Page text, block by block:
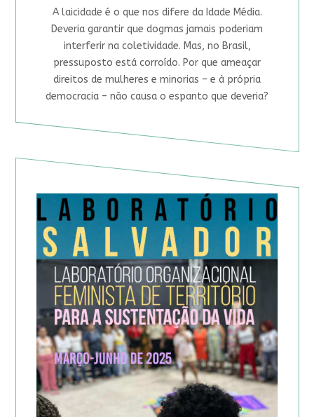
A laicidade é o que nos difere da Idade Média.
Deveria garantir que dogmas jamais poderiam
interferir na coletividade. Mas, no Brasil,
pressuposto está corroído. Por que ameaçar
direitos de mulheres e minorias – e à própria
democracia – não causa o espanto que deveria?